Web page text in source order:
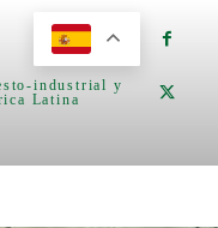
industrial y
Latina